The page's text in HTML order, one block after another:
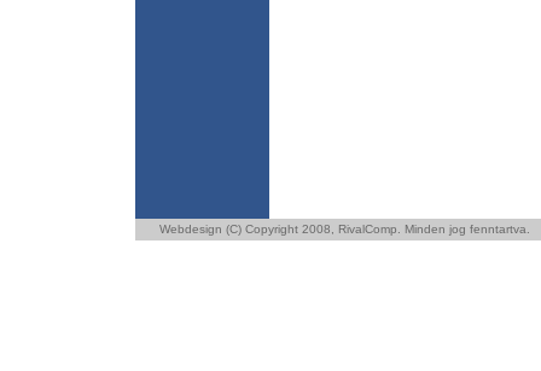
Webdesign (C) Copyright 2008, RivalComp . Minden jog fenntartva.